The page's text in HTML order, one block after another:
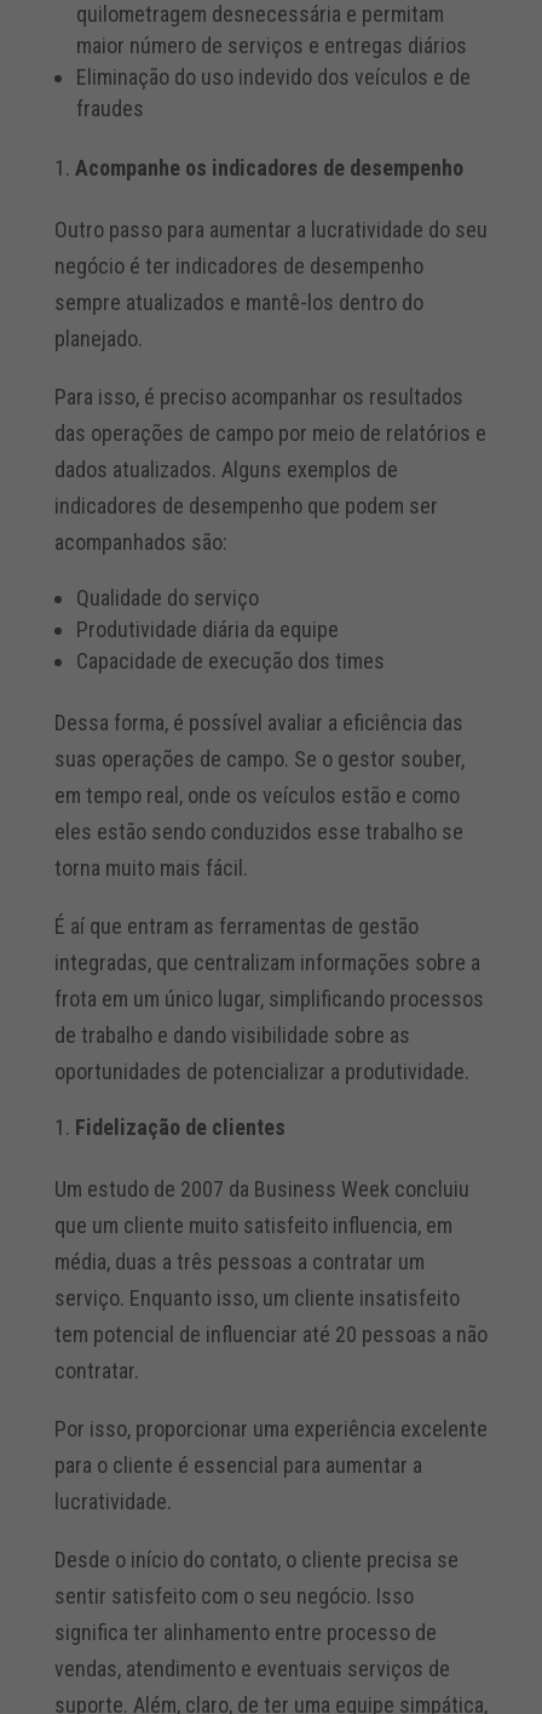
quilometragem desnecessária e permitam
maior número de serviços e entregas diários
Eliminação do uso indevido dos veículos e de
fraudes
Acompanhe os indicadores de desempenho
Outro passo para aumentar a lucratividade do seu
negócio é ter indicadores de desempenho
sempre atualizados e mantê-los dentro do
planejado.
Para isso, é preciso acompanhar os resultados
das operações de campo por meio de relatórios e
dados atualizados. Alguns exemplos de
indicadores de desempenho que podem ser
acompanhados são:
Qualidade do serviço
Produtividade diária da equipe
Capacidade de execução dos times
Dessa forma, é possível avaliar a eficiência das
suas operações de campo. Se o gestor souber,
em tempo real, onde os veículos estão e como
eles estão sendo conduzidos esse trabalho se
torna muito mais fácil.
É aí que entram as ferramentas de gestão
integradas, que centralizam informações sobre a
frota em um único lugar, simplificando processos
de trabalho e dando visibilidade sobre as
oportunidades de potencializar a produtividade.
Fidelização de clientes
Um estudo de 2007 da Business Week concluiu
que um cliente muito satisfeito influencia, em
média, duas a três pessoas a contratar um
serviço. Enquanto isso, um cliente insatisfeito
tem potencial de influenciar até 20 pessoas a não
contratar.
Por isso, proporcionar uma experiência excelente
para o cliente é essencial para aumentar a
lucratividade.
Desde o início do contato, o cliente precisa se
sentir satisfeito com o seu negócio. Isso
significa ter alinhamento entre processo de
vendas, atendimento e eventuais serviços de
suporte. Além, claro, de ter uma equipe simpática,